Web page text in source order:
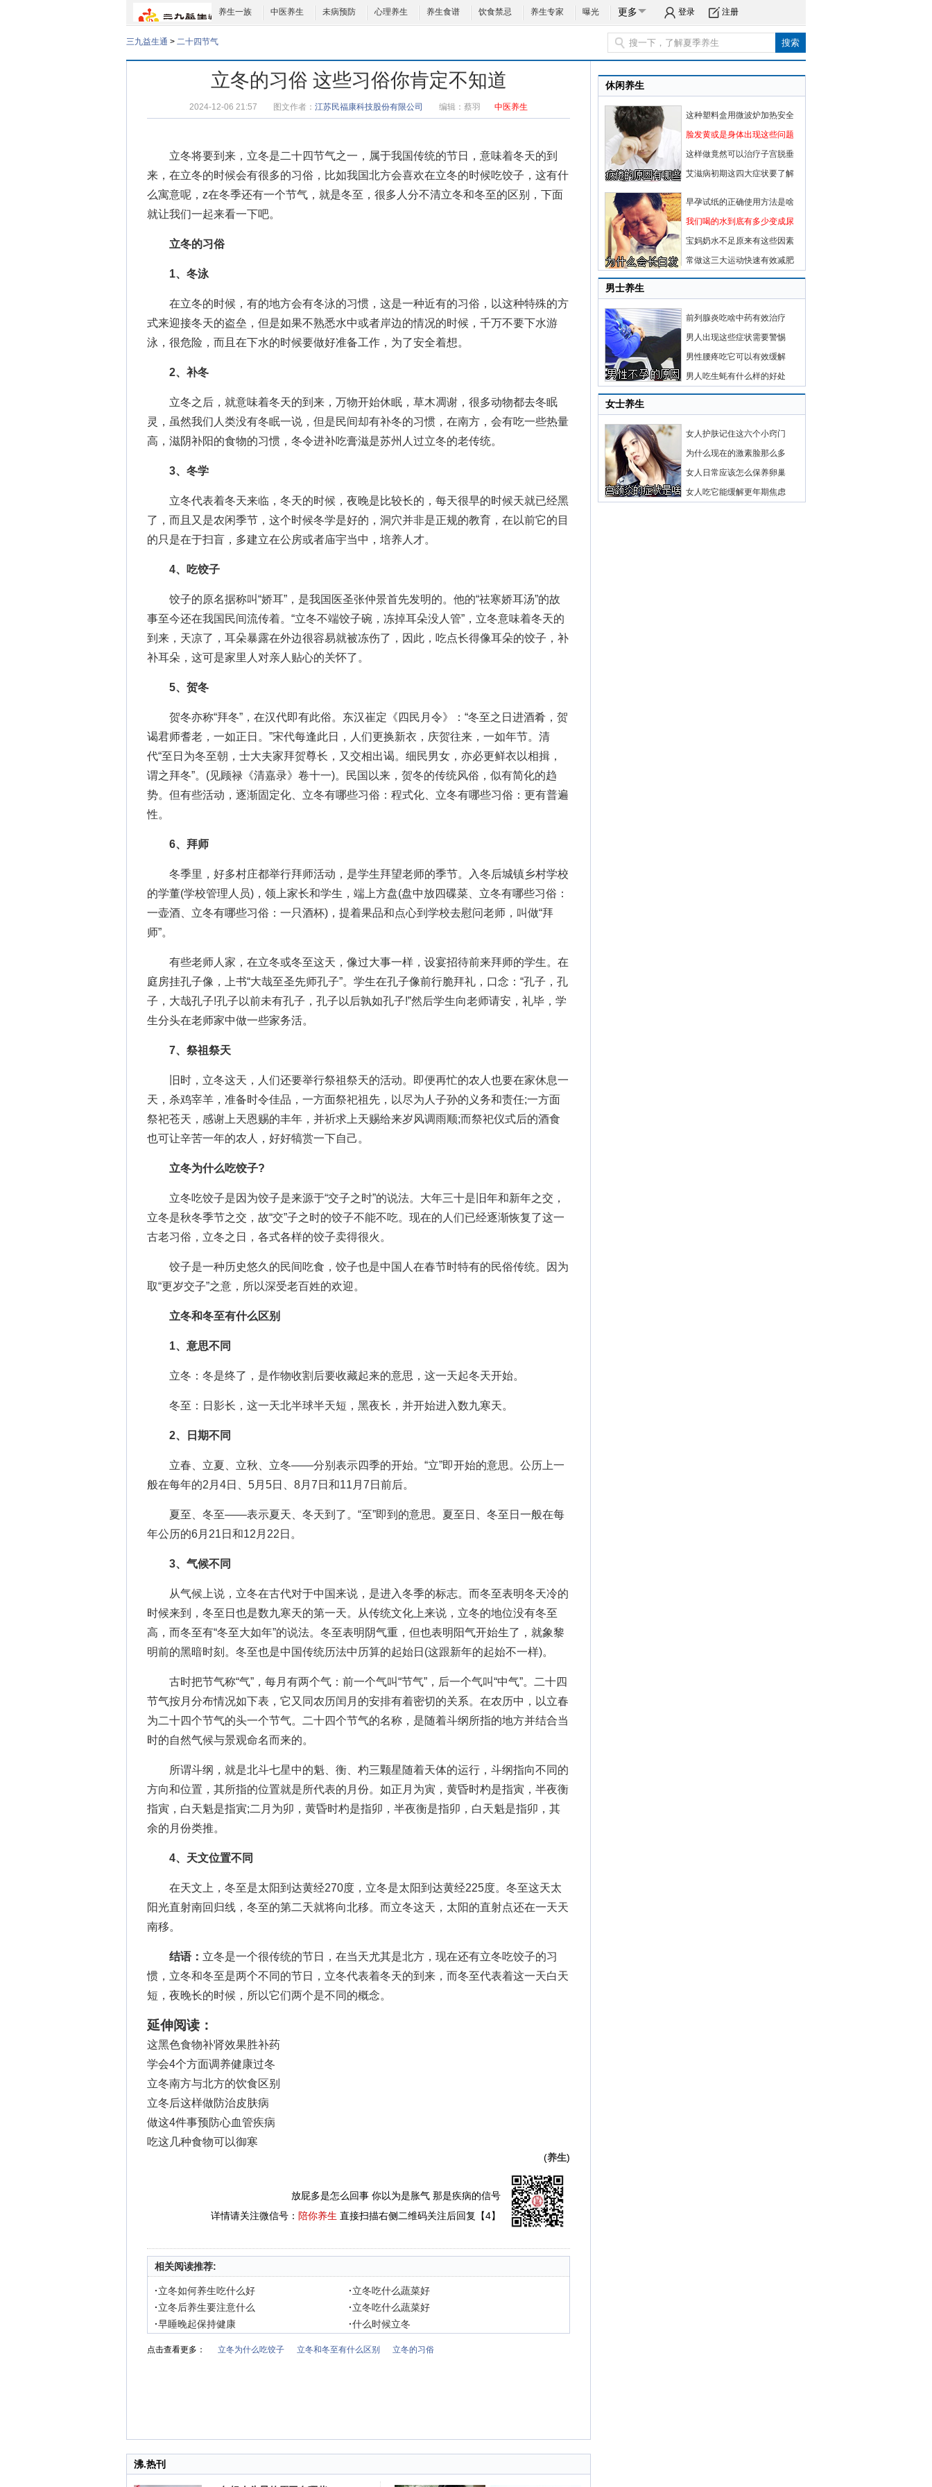
养生一族 中医养生 未病预防 心理养生 养生食谱 饮食禁忌 养生专家 曝光 更多 登录 注册
三九益生通 > 二十四节气
立冬的习俗 这些习俗你肯定不知道
2024-12-06 21:57 图文作者： 江苏民福康科技股份有限公司 编辑： 蔡羽 中医养生
立冬将要到来，立冬是二十四节气之一，属于我国传统的节日，意味着冬天的到
来，在立冬的时候会有很多的习俗，比如我国北方会喜欢在立冬的时候吃饺子，这有什
么寓意呢，z在冬季还有一个节气，就是冬至，很多人分不清立冬和冬至的区别，下面
就让我们一起来看一下吧。
立冬的习俗
1、冬泳
在立冬的时候，有的地方会有冬泳的习惯，这是一种近有的习俗，以这种特殊的方
式来迎接冬天的盗垒，但是如果不熟悉水中或者岸边的情况的时候，千万不要下水游
泳，很危险，而且在下水的时候要做好准备工作，为了安全着想。
2、补冬
立冬之后，就意味着冬天的到来，万物开始休眠，草木凋谢，很多动物都去冬眠
灵，虽然我们人类没有冬眠一说，但是民间却有补冬的习惯，在南方，会有吃一些热量
高，滋阴补阳的食物的习惯，冬令进补吃膏滋是苏州人过立冬的老传统。
3、冬学
立冬代表着冬天来临，冬天的时候，夜晚是比较长的，每天很早的时候天就已经黑
了，而且又是农闲季节，这个时候冬学是好的，洞穴并非是正规的教育，在以前它的目
的只是在于扫盲，多建立在公房或者庙宇当中，培养人才。
4、吃饺子
饺子的原名据称叫“娇耳”，是我国医圣张仲景首先发明的。他的“祛寒娇耳汤”的故
事至今还在我国民间流传着。“立冬不端饺子碗，冻掉耳朵没人管”，立冬意味着冬天的
到来，天凉了，耳朵暴露在外边很容易就被冻伤了，因此，吃点长得像耳朵的饺子，补
补耳朵，这可是家里人对亲人贴心的关怀了。
5、贺冬
贺冬亦称“拜冬”，在汉代即有此俗。东汉崔定《四民月令》：“冬至之日进酒肴，贺
谒君师耆老，一如正日。”宋代每逢此日，人们更换新衣，庆贺往来，一如年节。清
代“至日为冬至朝，士大夫家拜贺尊长，又交相出谒。细民男女，亦必更鲜衣以相揖，
谓之拜冬”。(见顾禄《清嘉录》卷十一)。民国以来，贺冬的传统风俗，似有简化的趋
势。但有些活动，逐渐固定化、立冬有哪些习俗：程式化、立冬有哪些习俗：更有普遍
性。
6、拜师
冬季里，好多村庄都举行拜师活动，是学生拜望老师的季节。入冬后城镇乡村学校
的学董(学校管理人员)，领上家长和学生，端上方盘(盘中放四碟菜、立冬有哪些习俗：
一壶酒、立冬有哪些习俗：一只酒杯)，提着果品和点心到学校去慰问老师，叫做“拜
师”。
有些老师人家，在立冬或冬至这天，像过大事一样，设宴招待前来拜师的学生。在
庭房挂孔子像，上书“大哉至圣先师孔子”。学生在孔子像前行脆拜礼，口念：“孔子，孔
子，大哉孔子!孔子以前未有孔子，孔子以后孰如孔子!”然后学生向老师请安，礼毕，学
生分头在老师家中做一些家务活。
7、祭祖祭天
旧时，立冬这天，人们还要举行祭祖祭天的活动。即便再忙的农人也要在家休息一
天，杀鸡宰羊，准备时令佳品，一方面祭祀祖先，以尽为人子孙的义务和责任;一方面
祭祀苍天，感谢上天恩赐的丰年，并祈求上天赐给来岁风调雨顺;而祭祀仪式后的酒食
也可让辛苦一年的农人，好好犒赏一下自己。
立冬为什么吃饺子?
立冬吃饺子是因为饺子是来源于“交子之时”的说法。大年三十是旧年和新年之交，
立冬是秋冬季节之交，故“交”子之时的饺子不能不吃。现在的人们已经逐渐恢复了这一
古老习俗，立冬之日，各式各样的饺子卖得很火。
饺子是一种历史悠久的民间吃食，饺子也是中国人在春节时特有的民俗传统。因为
取“更岁交子”之意，所以深受老百姓的欢迎。
立冬和冬至有什么区别
1、意思不同
立冬：冬是终了，是作物收割后要收藏起来的意思，这一天起冬天开始。
冬至：日影长，这一天北半球半天短，黑夜长，并开始进入数九寒天。
2、日期不同
立春、立夏、立秋、立冬——分别表示四季的开始。“立”即开始的意思。公历上一
般在每年的2月4日、5月5日、8月7日和11月7日前后。
夏至、冬至——表示夏天、冬天到了。“至”即到的意思。夏至日、冬至日一般在每
年公历的6月21日和12月22日。
3、气候不同
从气候上说，立冬在古代对于中国来说，是进入冬季的标志。而冬至表明冬天冷的
时候来到，冬至日也是数九寒天的第一天。从传统文化上来说，立冬的地位没有冬至
高，而冬至有“冬至大如年”的说法。冬至表明阴气重，但也表明阳气开始生了，就象黎
明前的黑暗时刻。冬至也是中国传统历法中历算的起始日(这跟新年的起始不一样)。
古时把节气称“气”，每月有两个气：前一个气叫“节气”，后一个气叫“中气”。二十四
节气按月分布情况如下表，它又同农历闰月的安排有着密切的关系。在农历中，以立春
为二十四个节气的头一个节气。二十四个节气的名称，是随着斗纲所指的地方并结合当
时的自然气候与景观命名而来的。
所谓斗纲，就是北斗七星中的魁、衡、杓三颗星随着天体的运行，斗纲指向不同的
方向和位置，其所指的位置就是所代表的月份。如正月为寅，黄昏时杓是指寅，半夜衡
指寅，白天魁是指寅;二月为卯，黄昏时杓是指卯，半夜衡是指卯，白天魁是指卯，其
余的月份类推。
4、天文位置不同
在天文上，冬至是太阳到达黄经270度，立冬是太阳到达黄经225度。冬至这天太
阳光直射南回归线，冬至的第二天就将向北移。而立冬这天，太阳的直射点还在一天天
南移。
结语： 立冬是一个很传统的节日，在当天尤其是北方，现在还有立冬吃饺子的习
惯，立冬和冬至是两个不同的节日，立冬代表着冬天的到来，而冬至代表着这一天白天
短，夜晚长的时候，所以它们两个是不同的概念。
延伸阅读：
这黑色食物补肾效果胜补药
学会4个方面调养健康过冬
立冬南方与北方的饮食区别
立冬后这样做防治皮肤病
做这4件事预防心血管疾病
吃这几种食物可以御寒
(养生)
放屁多是怎么回事 你以为是胀气 那是疾病的信号
详情请关注微信号： 陪你养生 直接扫描右侧二维码关注后回复【4】
相关阅读推荐:
·立冬如何养生吃什么好 ·立冬吃什么蔬菜好
·立冬后养生要注意什么 ·立冬吃什么蔬菜好
·早睡晚起保持健康 ·什么时候立冬
点击查看更多： 立冬为什么吃饺子 立冬和冬至有什么区别 立冬的习俗
沸.热刊
休闲养生
这种塑料盒用微波炉加热安全
脸发黄或是身体出现这些问题
这样做竟然可以治疗子宫脱垂
艾滋病初期这四大症状要了解
早孕试纸的正确使用方法是啥
我们喝的水到底有多少变成尿
宝妈奶水不足原来有这些因素
常做这三大运动快速有效减肥
男士养生
前列腺炎吃啥中药有效治疗
男人出现这些症状需要警惕
男性腰疼吃它可以有效缓解
男人吃生蚝有什么样的好处
女士养生
女人护肤记住这六个小窍门
为什么现在的激素脸那么多
女人日常应该怎么保养卵巢
女人吃它能缓解更年期焦虑